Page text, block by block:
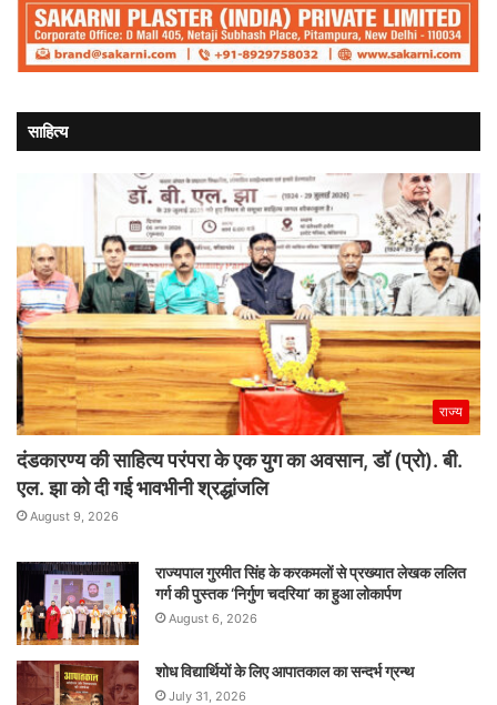
साहित्य
राज्य
दंडकारण्य की साहित्य परंपरा के एक युग का अवसान, डॉ (प्रो). बी.
एल. झा को दी गई भावभीनी श्रद्धांजलि
August 9, 2026
राज्यपाल गुरमीत सिंह के करकमलों से प्रख्यात लेखक ललित
गर्ग की पुस्तक ‘निर्गुण चदरिया’ का हुआ लोकार्पण
August 6, 2026
शोध विद्यार्थियों के लिए आपातकाल का सन्दर्भ ग्रन्थ
July 31, 2026